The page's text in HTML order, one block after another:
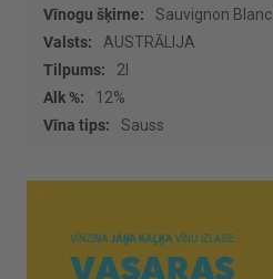
Vairāk
informācijas
Sauvignon Blanc
AUSTRĀLIJA
2l
12%
Sauss